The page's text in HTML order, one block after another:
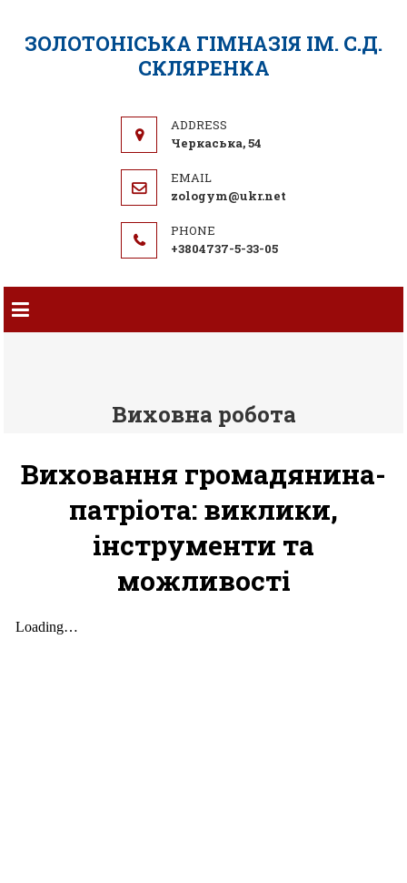
ЗОЛОТОНІСЬКА ГІМНАЗІЯ ІМ. С.Д.
СКЛЯРЕНКА
Черкаська, 54
zologym@ukr.net
+3804737-5-33-05
Виховна робота
Виховання громадянина-
патріота: виклики,
інструменти та
можливості